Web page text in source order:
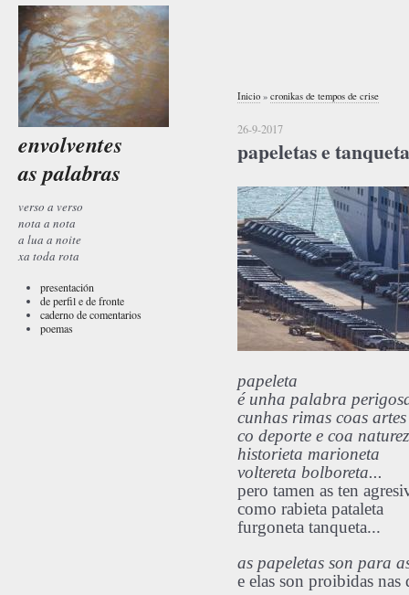
envolventes
as palabras
verso a verso
nota a nota
a lua a noite
xa toda rota
presentación
de perfil e de fronte
caderno de comentarios
poemas
Inicio » cronikas de tempos de crise
26-9-2017
papeletas e
papeleta
é unha palabra
cunhas rimas coas artes
co deporte e coa
historieta marioneta
voltereta bolboreta...
pero tamen as ten
como rabieta pataleta
furgoneta tanqueta...
as papeletas son para
e elas son proibidas nas